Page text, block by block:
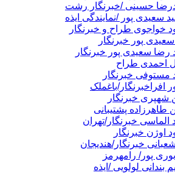
حسینی /خبرنگار رشت
سعیدی پور /نمایندگی ایذه
خواجوی طراح و خبرنگار
پور خبرنگار
رضا سعیدی پور خبرنگار
احمدی طراح
مستوفی خبرنگار
افراخبرنگار/باغملک
شهپری خبرنگار
طاهرزاده پشتیبانی
الماسی خبرنگار/تهران
اوژن خبرنگار
شعبانی خبرنگار/هندیجان
پور/ رامهرمز
بندانی لولویی /ایذه